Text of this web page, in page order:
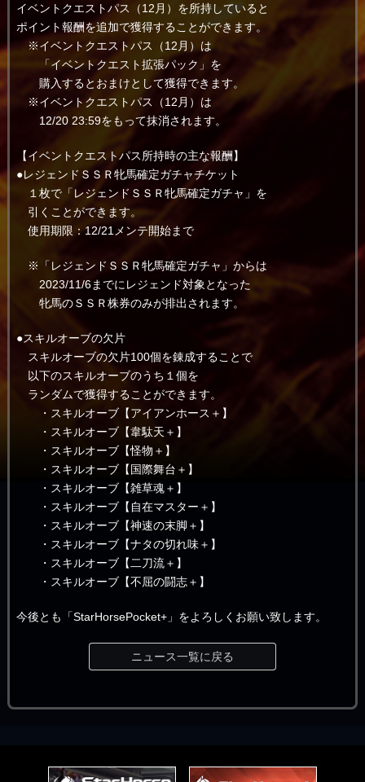
イベントクエストパス（12月）を所持していると
ポイント報酬を追加で獲得することができます。
※イベントクエストパス（12月）は
「イベントクエスト拡張パック」を
購入するとおまけとして獲得できます。
※イベントクエストパス（12月）は
12/20 23:59をもって抹消されます。
【イベントクエストパス所持時の主な報酬】
●レジェンドＳＳＲ牝馬確定ガチャチケット
１枚で「レジェンドＳＳＲ牝馬確定ガチャ」を
引くことができます。
使用期限：12/21メンテ開始まで
※「レジェンドＳＳＲ牝馬確定ガチャ」からは
2023/11/6までにレジェンド対象となった
牝馬のＳＳＲ株券のみが排出されます。
●スキルオーブの欠片
スキルオーブの欠片100個を錬成することで
以下のスキルオーブのうち１個を
ランダムで獲得することができます。
・スキルオーブ【アイアンホース＋】
・スキルオーブ【韋駄天＋】
・スキルオーブ【怪物＋】
・スキルオーブ【国際舞台＋】
・スキルオーブ【雑草魂＋】
・スキルオーブ【自在マスター＋】
・スキルオーブ【神速の末脚＋】
・スキルオーブ【ナタの切れ味＋】
・スキルオーブ【二刀流＋】
・スキルオーブ【不屈の闘志＋】
今後とも「StarHorsePocket+」をよろしくお願い致します。
ニュース一覧に戻る